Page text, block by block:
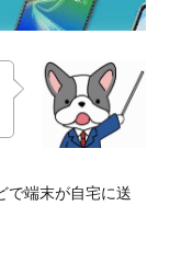
で端末が自宅に送